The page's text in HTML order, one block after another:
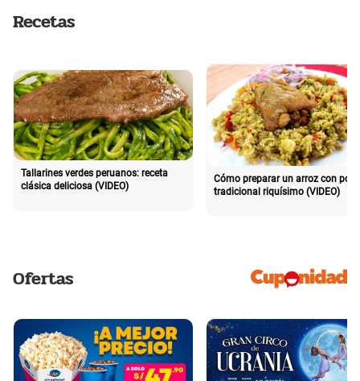
Recetas
Tallarines verdes peruanos: receta
clásica deliciosa (VIDEO)
Cómo preparar un arroz con pollo
tradicional riquísimo (VIDEO)
Ofertas